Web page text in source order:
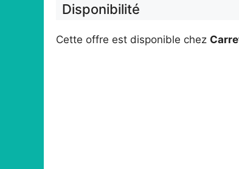
Disponibilité
Cette offre est disponible chez